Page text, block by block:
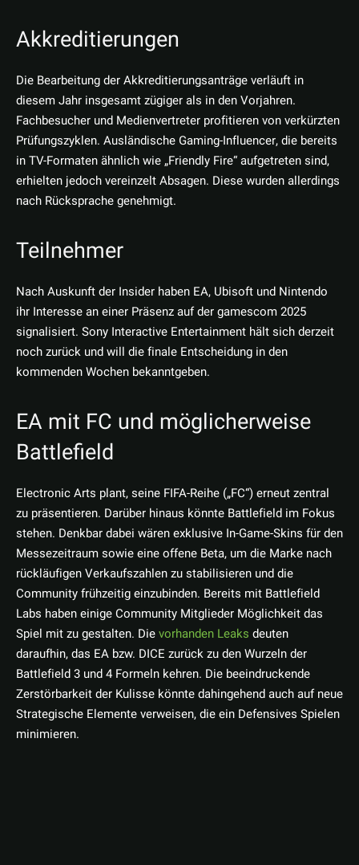
Akkreditierungen
Die Bearbeitung der Akkreditierungsanträge verläuft in
diesem Jahr insgesamt zügiger als in den Vorjahren.
Fachbesucher und Medienvertreter profitieren von verkürzten
Prüfungszyklen. Ausländische Gaming-Influencer, die bereits
in TV-Formaten ähnlich wie „Friendly Fire“ aufgetreten sind,
erhielten jedoch vereinzelt Absagen. Diese wurden allerdings
nach Rücksprache genehmigt.
Teilnehmer
Nach Auskunft der Insider haben EA, Ubisoft und Nintendo
ihr Interesse an einer Präsenz auf der gamescom 2025
signalisiert. Sony Interactive Entertainment hält sich derzeit
noch zurück und will die finale Entscheidung in den
kommenden Wochen bekanntgeben.
EA mit FC und möglicherweise
Battlefield
Electronic Arts plant, seine FIFA-Reihe („FC“) erneut zentral
zu präsentieren. Darüber hinaus könnte Battlefield im Fokus
stehen. Denkbar dabei wären exklusive In-Game-Skins für den
Messezeitraum sowie eine offene Beta, um die Marke nach
rückläufigen Verkaufszahlen zu stabilisieren und die
Community frühzeitig einzubinden. Bereits mit Battlefield
Labs haben einige Community Mitglieder Möglichkeit das
Spiel mit zu gestalten. Dievorhanden Leaks deuten
daraufhin, das EA bzw. DICE zurück zu den Wurzeln der
Battlefield 3 und 4 Formeln kehren. Die beeindruckende
Zerstörbarkeit der Kulisse könnte dahingehend auch auf neue
Strategische Elemente verweisen, die ein Defensives Spielen
minimieren.